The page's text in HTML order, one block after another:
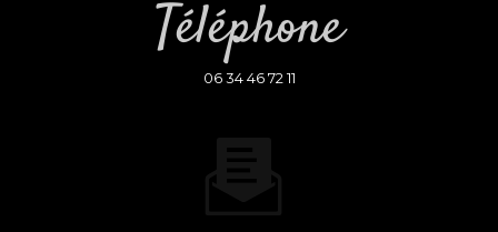
Téléphone
06 34 46 72 11